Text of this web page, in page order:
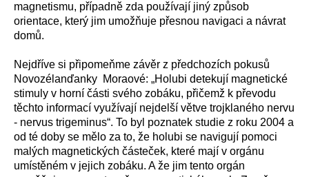
magnetismu, případně zda používají jiný způsob
orientace, který jim umožňuje přesnou navigaci a návrat
domů.
Nejdříve si připomeňme závěr z předchozích pokusů
Novozélanďanky Moraové: „Holubi detekují magnetické
stimuly v horní části svého zobáku, přičemž k převodu
těchto informací využívají nejdelší větve trojklaného nervu
- nervus trigeminus“. To byl poznatek studie z roku 2004 a
od té doby se mělo za to, že holubi se navigují pomoci
malých magnetických částeček, které mají v orgánu
umístěném v jejich zobáku. A že jim tento orgán